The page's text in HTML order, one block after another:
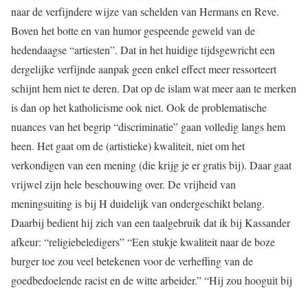
naar de verfijndere wijze van schelden van Hermans en Reve.
Boven het botte en van humor gespeende geweld van de
hedendaagse “artiesten”. Dat in het huidige tijdsgewricht een
dergelijke verfijnde aanpak geen enkel effect meer ressorteert
schijnt hem niet te deren. Dat op de islam wat meer aan te merken
is dan op het katholicisme ook niet. Ook de problematische
nuances van het begrip “discriminatie” gaan volledig langs hem
heen. Het gaat om de (artistieke) kwaliteit, niet om het
verkondigen van een mening (die krijg je er gratis bij). Daar gaat
vrijwel zijn hele beschouwing over. De vrijheid van
meningsuiting is bij H duidelijk van ondergeschikt belang.
Daarbij bedient hij zich van een taalgebruik dat ik bij Kassander
afkeur: “religiebeledigers” “Een stukje kwaliteit naar de boze
burger toe zou veel betekenen voor de verheffing van de
goedbedoelende racist en de witte arbeider.” “Hij zou hooguit bij